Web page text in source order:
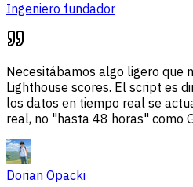
Ingeniero fundador
Necesitábamos algo ligero que
Lighthouse scores. El script es
los datos en tiempo real se
real, no "hasta 48 horas" como
Dorian Opacki